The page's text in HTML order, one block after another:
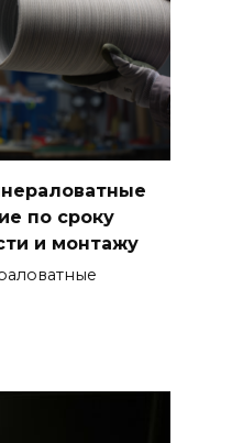
по сроку
и монтажу